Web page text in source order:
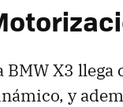
BMW X3
y